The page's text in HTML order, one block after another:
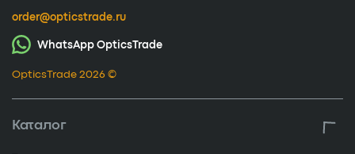
order@opticstrade.ru
WhatsApp OpticsTrade
OpticsTrade 2026 ©
Каталог